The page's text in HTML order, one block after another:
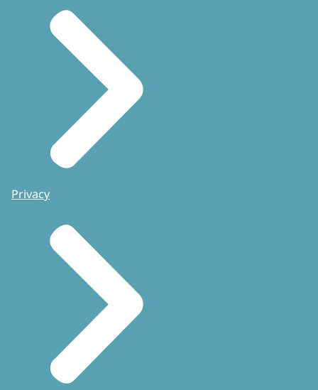
Privacy